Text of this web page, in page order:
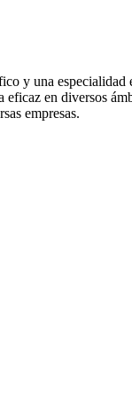
y una
en diversos
empresas.